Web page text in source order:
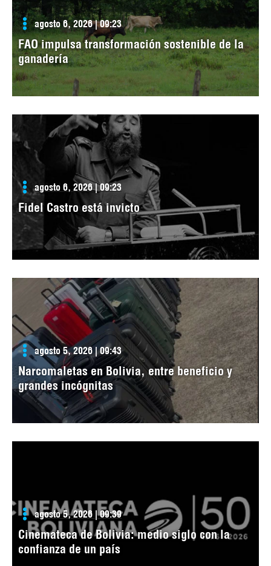
agosto 6, 2026 | 09:23
FAO impulsa transformación sostenible de la
ganadería
agosto 6, 2026 | 09:23
Fidel Castro está invicto
agosto 5, 2026 | 09:43
Narcomaletas en Bolivia, entre beneficio y
grandes incógnitas
agosto 5, 2026 | 09:39
Cinemateca de Bolivia: medio siglo con la
confianza de un país